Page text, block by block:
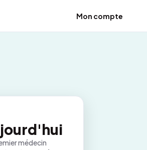
Mon compte
médecin